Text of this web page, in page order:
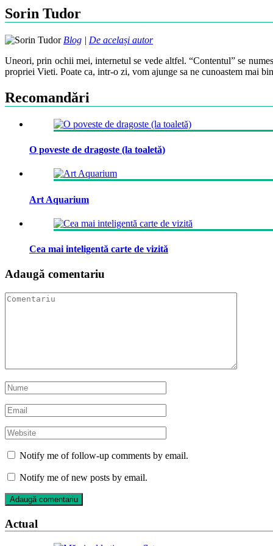
Sorin Tudor
Blog | De același autor
Uneori, prin ochii mei, internetul se vede altfel. “Contentul” se
propriei Vieti. Poate ca, intr-o zi, vom ajunge sa ne cunoastem mai
Recomandări
O poveste de dragoste (la toaletă)
Art Aquarium
Cea mai inteligentă carte de vizită
Adaugă comentariu
Notify me of follow-up comments by email.
Notify me of new posts by email.
Actual